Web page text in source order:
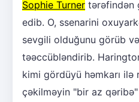
Sophie Turner tərəfindən
edib. O, ssenarini
sevgili olduğunu görüb
təəccübləndirib.
kimi gördüyü həmkarı ilə
çəkilməyin "bir az